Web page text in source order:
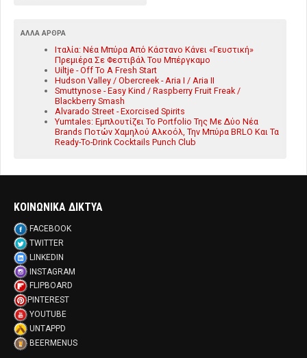
ΆΛΛΑ ΆΡΘΡΑ
Ιταλία: Νέα Μπύρα Από Κάστανο Κάνει «Γευστική»
Πρεμιέρα Σε Φεστιβάλ Του Μπέργκαμο
Uiltje - Off To A Fresh Start
Hudson Valley / Obercreek - Aria I / Aria II
Smuttynose - Easy Kind / Raspberry Fruit Freak /
Blackberry Smash
Alvarado Street - Exorcised Spirits
Yumtales: Εμπλουτίζει Το Portfolio Της Με Δύο Νέα
Brands Ποτών Χαμηλού Αλκοόλ, Την Μπύρα BRLO Και Τα
Ready-To-Drink Cocktails Punch Club
ΚΟΙΝΩΝΙΚΑ ΔΙΚΤΥΑ
FACEBOOK
TWITTER
LINKEDIN
INSTAGRAM
FLIPBOARD
PINTEREST
YOUTUBE
UNTAPPD
BEERMENUS